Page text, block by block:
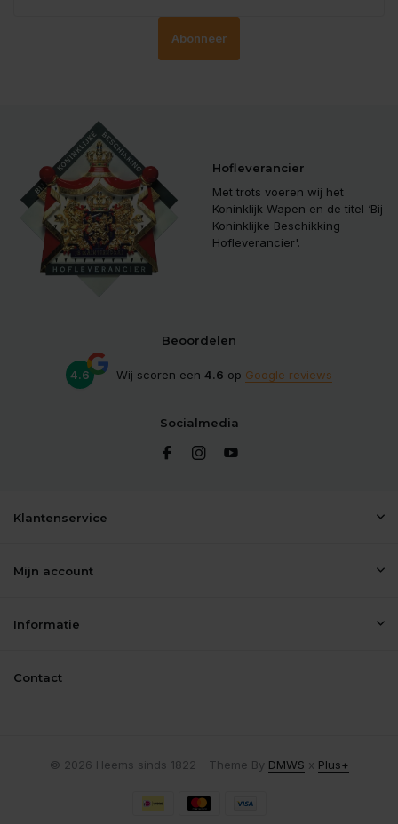
Abonneer
Hofleverancier
Met trots voeren wij het
Koninklijk Wapen en de titel ‘Bij
Koninklijke Beschikking
Hofleverancier'.
Beoordelen
4.6 Wij scoren een 4.6 op Google reviews
Socialmedia
Klantenservice
Mijn account
Informatie
Contact
© 2026 Heems sinds 1822 - Theme By DMWS x Plus+